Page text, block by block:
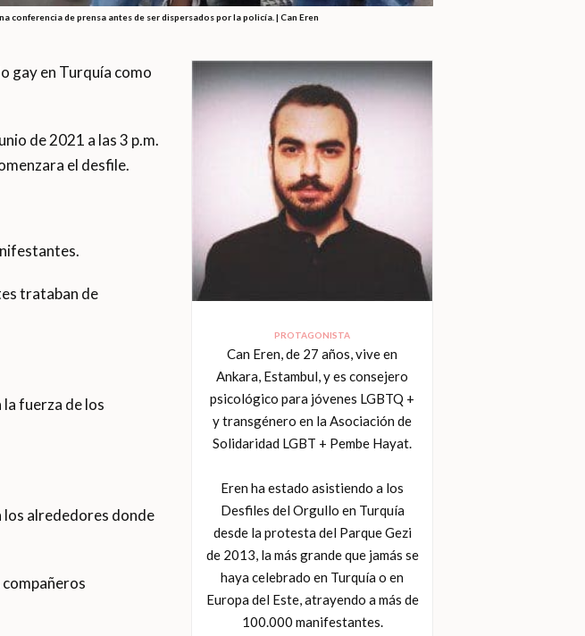
conferencia de prensa antes de ser dispersadospor la policía. | Can Eren
PROTAGONISTA
Can Eren, de 27 años, vive en
Ankara, Estambul, y es consejero
psicológico para jóvenes LGBTQ +
y transgénero en la Asociación de
Solidaridad LGBT + Pembe Hayat.
Eren ha estado asistiendo a los
Desfiles del Orgullo en Turquía
desde la protesta del Parque Gezi
de 2013, la más grande que jamás se
haya celebrado en Turquía o en
Europa del Este, atrayendo a más de
100.000 manifestantes.
gay en Turquía como
de 2021 a las 3 p.m.
el desfile.
trataban de
fuerza de los
alrededores donde